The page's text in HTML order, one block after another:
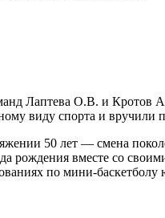
Лаптева О.В. и Кротов
виду спорта и вручили
50 лет — смена
рождения вместе со
по мини-